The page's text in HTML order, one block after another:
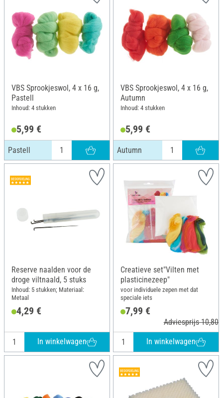
VBS Sprookjeswol, 4 x 16 g,
Pastell
Inhoud: 4 stukken
5,99 €
Pastell
VBS Sprookjeswol, 4 x 16 g,
Autumn
Inhoud: 4 stukken
5,99 €
Autumn
Reserve naalden voor de
droge viltnaald, 5 stuks
Inhoud: 5 stukken; Materiaal:
Metaal
4,29 €
In winkelwagen
Creatieve set"Vilten met
plasticinezeep"
voor individuele zepen met dat
speciale iets
7,99 €
Adviesprijs 10,80
In winkelwagen